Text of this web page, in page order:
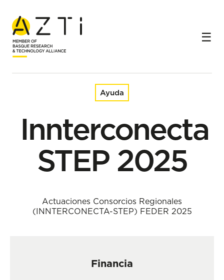
Inicio Ayudas Innterconecta STEP 2025
Ayuda
Innterconecta
STEP 2025
Actuaciones Consorcios Regionales
(INNTERCONECTA-STEP) FEDER 2025
Financia